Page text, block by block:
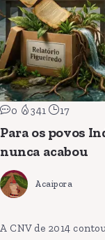
0 341 17
Para os povos
nunca acabou
Acaipora
A CNV de 2014